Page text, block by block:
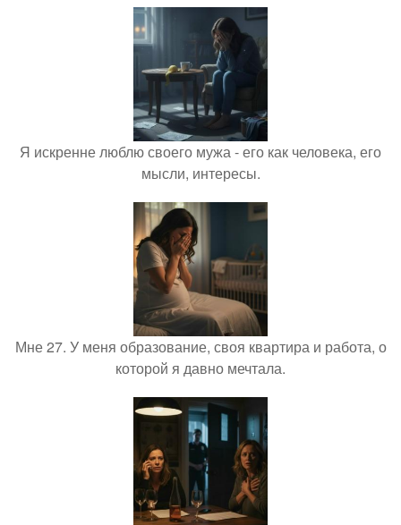
Я искренне люблю своего мужа - его как человека, его
мысли, интересы.
Мне 27. У меня образование, своя квартира и работа, о
которой я давно мечтала.